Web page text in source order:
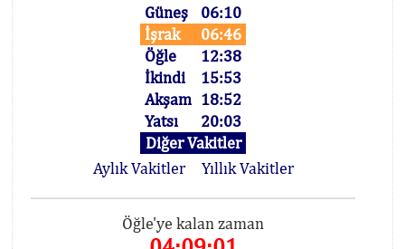
Güneş
06:10
İşrak
06:46
Öğle
12:38
İkindi
15:53
Akşam 18:52
Yatsı
20:03
Diğer Vakitler
Aylık Vakitler
Yıllık Vakitler
Öğle'ye kalan zaman